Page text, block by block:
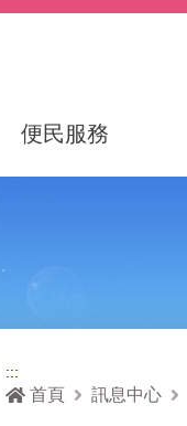
便民服務
:::
首頁 訊息中心